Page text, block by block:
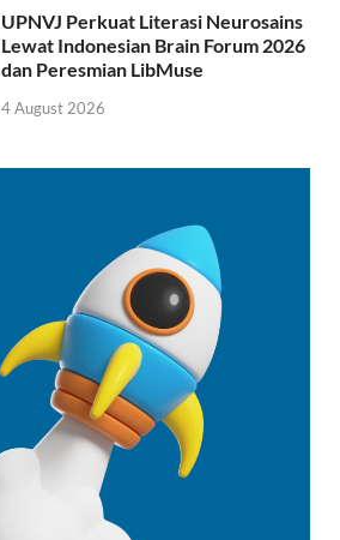
UPNVJ Perkuat Literasi Neurosains
Lewat Indonesian Brain Forum 2026
dan Peresmian LibMuse
4 August 2026